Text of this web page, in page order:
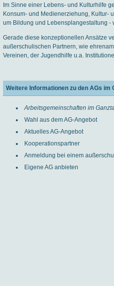
Im Sinne einer Lebens- und Kulturhilfe
Konsum- und Medienerziehung, Kultur-
um Bildung und Lebensplangestaltung -
Gerade diese konzeptionellen Ansätze
außerschulischen Partnern, wie
Vereinen, der Jugendhilfe u.a.
Weitere Informationen zu den AGs im
Arbeitsgemeinschaften im
Wahl aus dem AG-Angebot
Aktuelles AG-Angebot
Kooperationspartner
Anmeldung bei einem
Eigene AG anbieten